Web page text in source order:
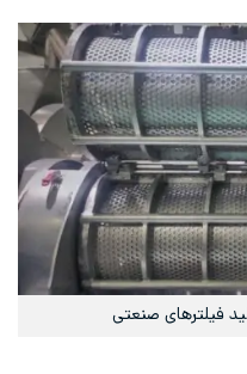
فیلترهای صنعتی